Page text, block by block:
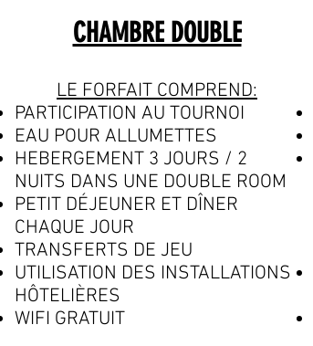
CHAMBRE DOUBLE
LE FORFAIT COMPREND:
PARTICIPATION AU TOURNOI
EAU POUR ALLUMETTES
HEBERGEMENT 3 JOURS / 2
NUITS DANS UNE DOUBLE ROOM
PETIT DÉJEUNER ET DÎNER
CHAQUE JOUR
TRANSFERTS DE JEU
UTILISATION DES INSTALLATIONS
HÔTELIÈRES
WIFI GRATUIT